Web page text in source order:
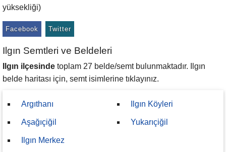
yüksekliği)
Facebook Twitter
Ilgın Semtleri ve Beldeleri
Ilgın ilçesinde toplam 27 belde/semt bulunmaktadır. Ilgın
belde haritası için, semt isimlerine tıklayınız.
Argıthanı
Aşağıçiğil
Ilgın Merkez
Ilgın Köyleri
Yukarıçiğil